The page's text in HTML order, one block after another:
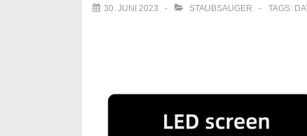
30. JUNI 2023 STAUBSAUGER TAGS: